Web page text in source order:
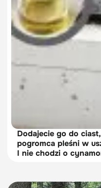
Dodajecie go do
pogromca pleśni w
I nie chodzi o